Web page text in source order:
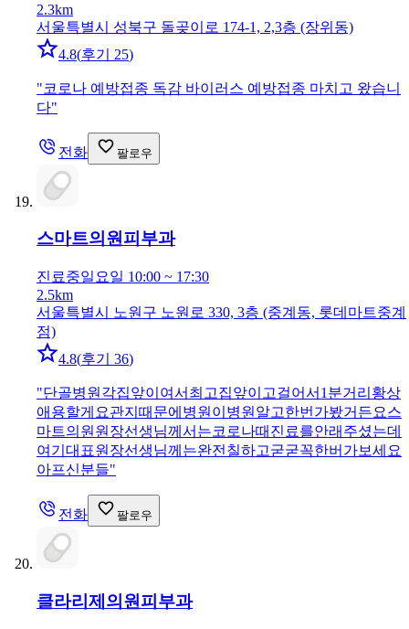
2.3km
서울특별시 성북구 돌곶이로 174-1, 2,3층 (장위동)
4.8(후기 25)
"코로나 예방접종 독감 바이러스 예방접종 마치고 왔습니
다"
전화 팔로우
스마트의원피부과
진료중일요일 10:00 ~ 17:30
2.5km
서울특별시 노원구 노원로 330, 3층 (중계동, 롯데마트중계
점)
4.8(후기 36)
"단골병원각집앞이여서최고집앞이고걸어서1분거리황상
애용할게요관지때문에병원이병원알고한번가봤거든요스
마트의원원장선생님께서는코로나때진료를안래주셨는데
여기대표원장선생님께는완전칠하고굳굳꼭한버가보세요
아프신분들"
전화 팔로우
클라리제의원 피부과